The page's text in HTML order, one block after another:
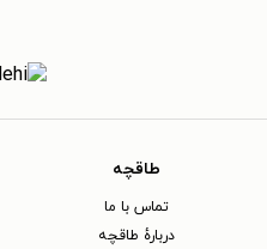
طاقچه
تماس با ما
دربارهٔ طاقچه